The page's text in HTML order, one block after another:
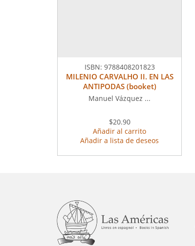
ISBN: 9788408201823
MILENIO CARVALHO II. EN LAS
ANTIPODAS (booket)
Manuel Vázquez ...
$20.90
Añadir al carrito
Añadir a lista de deseos